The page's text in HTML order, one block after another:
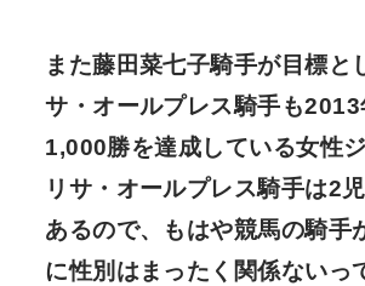
また藤田菜七子騎手が目標と
サ・オールプレス騎手も
1,000勝を達成している女性
リサ・オールプレス騎手は2
あるので、もはや競馬の騎手
に性別はまったく関係ないっ